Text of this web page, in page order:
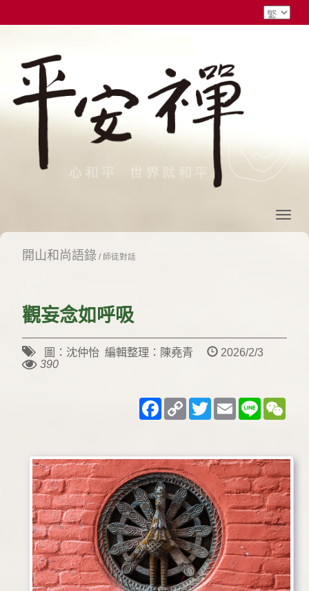
開山和尚語錄/ 師徒對話
觀妄念如呼吸
圖：沈仲怡 編輯整理：陳堯青
2026/2/3
390
Facebook
Copy
Link
TwitterEmailLine